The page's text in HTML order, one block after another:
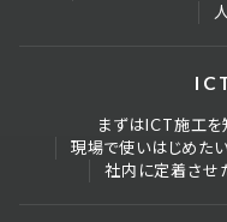
まずはICT施工を
現場で使いはじめた
社内に定着させ